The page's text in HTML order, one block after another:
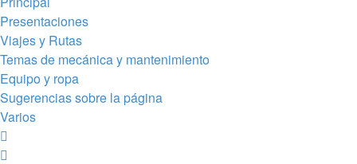
Presentaciones
Viajes y Rutas
Temas de mecánica y mantenimiento
Equipo y ropa
Sugerencias sobre la página
Varios